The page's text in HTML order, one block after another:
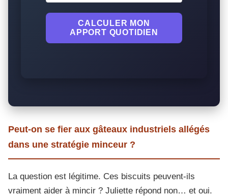
CALCULER MON
APPORT QUOTIDIEN
Peut-on se fier aux gâteaux industriels allégés
dans une stratégie minceur ?
La question est légitime. Ces biscuits peuvent-ils
vraiment aider à mincir ? Juliette répond non… et oui.